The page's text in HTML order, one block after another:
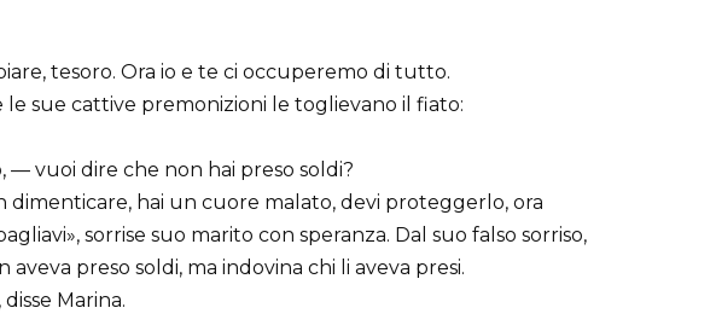
tesoro. Ora io e te ci occuperemo di tutto.
sue cattive premonizioni le toglievano il fiato:
— vuoi dire che non hai preso soldi?
hai un cuore malato, devi proteggerlo, ora
sorrise suo marito con speranza. Dal suo falso sorriso,
aveva preso soldi, ma indovina chi li aveva presi.
Marina.